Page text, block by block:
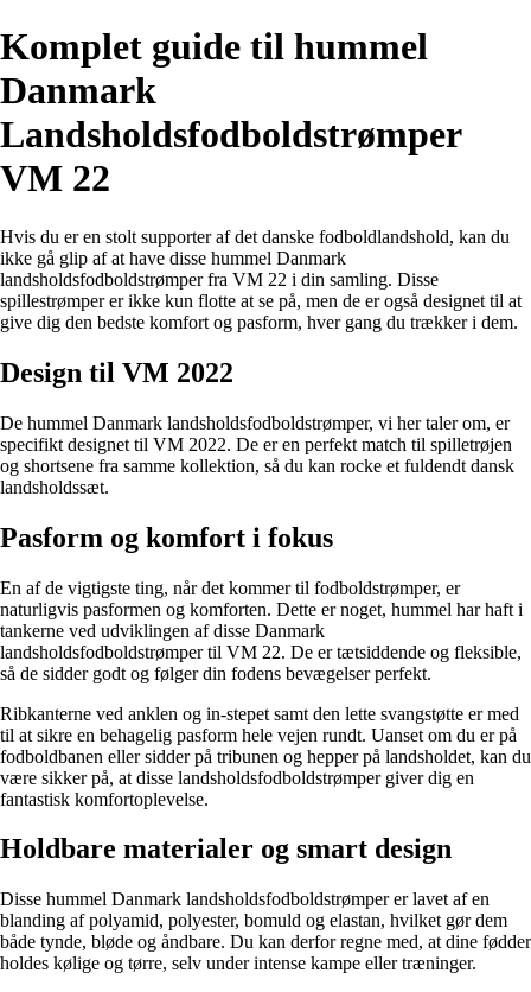
Komplet guide til hummel
Danmark
Landsholdsfodboldstrømper
VM 22
Hvis du er en stolt supporter af det danske fodboldlandshold, kan du
ikke gå glip af at have disse hummel Danmark
landsholdsfodboldstrømper fra VM 22 i din samling. Disse
spillestrømper er ikke kun flotte at se på, men de er også designet til at
give dig den bedste komfort og pasform, hver gang du trækker i dem.
Design til VM 2022
De hummel Danmark landsholdsfodboldstrømper, vi her taler om, er
specifikt designet til VM 2022. De er en perfekt match til spilletrøjen
og shortsene fra samme kollektion, så du kan rocke et fuldendt dansk
landsholdssæt.
Pasform og komfort i fokus
En af de vigtigste ting, når det kommer til fodboldstrømper, er
naturligvis pasformen og komforten. Dette er noget, hummel har haft i
tankerne ved udviklingen af disse Danmark
landsholdsfodboldstrømper til VM 22. De er tætsiddende og fleksible,
så de sidder godt og følger din fodens bevægelser perfekt.
Ribkanterne ved anklen og in-stepet samt den lette svangstøtte er med
til at sikre en behagelig pasform hele vejen rundt. Uanset om du er på
fodboldbanen eller sidder på tribunen og hepper på landsholdet, kan du
være sikker på, at disse landsholdsfodboldstrømper giver dig en
fantastisk komfortoplevelse.
Holdbare materialer og smart design
Disse hummel Danmark landsholdsfodboldstrømper er lavet af en
blanding af polyamid, polyester, bomuld og elastan, hvilket gør dem
både tynde, bløde og åndbare. Du kan derfor regne med, at dine fødder
holdes kølige og tørre, selv under intense kampe eller træninger.